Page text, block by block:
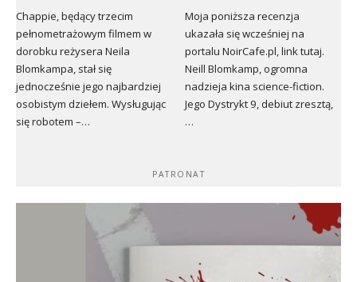
Chappie, będący trzecim
pełnometrażowym filmem w
dorobku reżysera Neila
Blomkampa, stał się
jednocześnie jego najbardziej
osobistym dziełem. Wysługując
się robotem –…
Moja poniższa recenzja
ukazała się wcześniej na
portalu NoirCafe.pl, link tutaj.
Neill Blomkamp, ogromna
nadzieja kina science-fiction.
Jego Dystrykt 9, debiut zresztą,
…
PATRONAT